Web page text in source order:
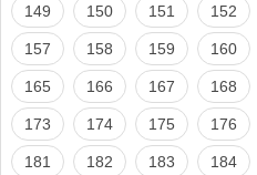
149 150 151 152
157 158 159 160
165 166 167 168
173 174 175 176
181 182 183 184